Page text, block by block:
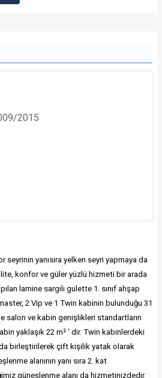
2015
seyrinin yanısıra yelken seyri yapmaya da
konfor ve güler yüzlü hizmeti bir arada
lamine sargılı gulette 1. sınıf ahşap
2 Vip ve 1 Twin kabinin bulunduğu 31
salon ve kabin genişlikleri standartların
yaklaşık 22 m² ' dir. Twin kabinlerdeki
birleştirilerek çift kişilik yatak olarak
alanının yanı sıra 2. kat
güneşlenme alanı da hizmetinizdedir.